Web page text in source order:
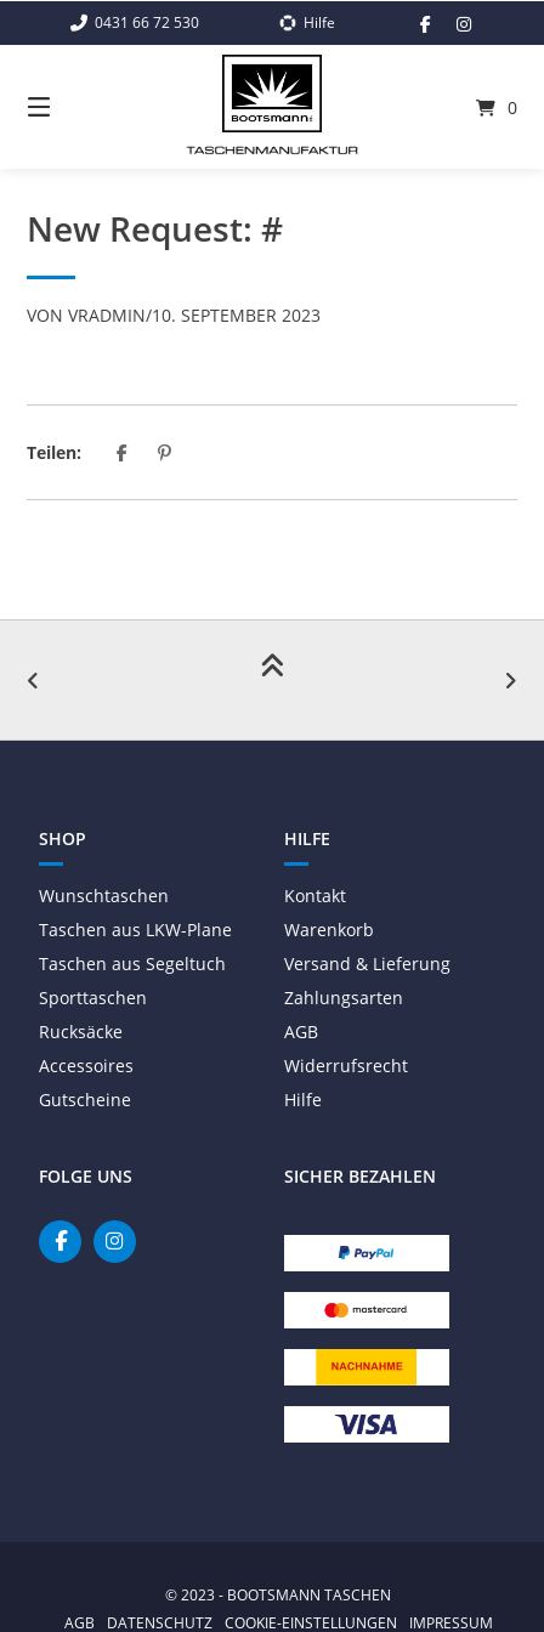
0431 66 72 530 Hilfe
0
New Request: #
VONVRADMIN/10. SEPTEMBER 2023
Teilen:
SHOP
Wunschtaschen
Taschen aus LKW-Plane
Taschen aus Segeltuch
Sporttaschen
Rucksäcke
Accessoires
Gutscheine
HILFE
Kontakt
Warenkorb
Versand & Lieferung
Zahlungsarten
AGB
Widerrufsrecht
Hilfe
FOLGE UNS SICHER BEZAHLEN
© 2023 - BOOTSMANN TASCHEN
AGB
DATENSCHUTZ COOKIE-EINSTELLUNGEN IMPRESSUM